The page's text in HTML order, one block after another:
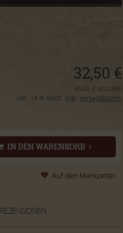
32,50 €
46,42 € pro Liter
inkl. 19 % MwSt. zzgl. Versandkosten
IN DEN WARENKORB
REZENSIONEN